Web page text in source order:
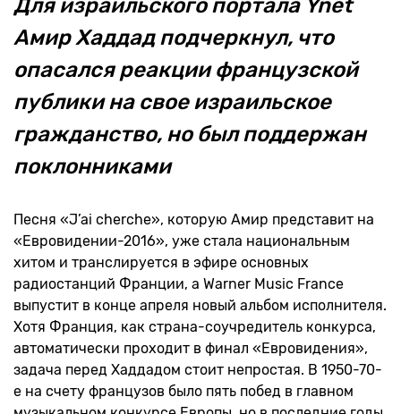
Для израильского портала Ynet
Амир Хаддад подчеркнул, что
опасался реакции французской
публики на свое израильское
гражданство, но был поддержан
поклонниками
Песня «J’ai cherche», которую Амир представит на
«Евровидении-2016», уже стала национальным
хитом и транслируется в эфире основных
радиостанций Франции, а Warner Music France
выпустит в конце апреля новый альбом исполнителя.
Хотя Франция, как страна-соучредитель конкурса,
автоматически проходит в финал «Евровидения»,
задача перед Хаддадом стоит непростая. В 1950-70-
е на счету французов было пять побед в главном